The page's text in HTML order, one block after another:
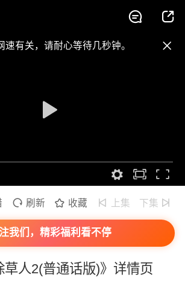


除草人2(普通话版)》_
速有关，请耐心等待几秒钟。
新刷新页面，或者切换线路。
 刷新  收藏  上集 下集 
我们，精彩福利看不停
草人2(普通话版)》详情页